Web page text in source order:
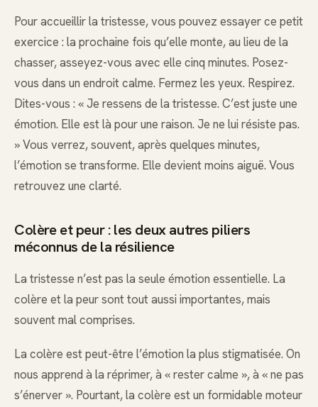
Pour accueillir la tristesse, vous pouvez essayer ce petit
exercice : la prochaine fois qu’elle monte, au lieu de la
chasser, asseyez-vous avec elle cinq minutes. Posez-
vous dans un endroit calme. Fermez les yeux. Respirez.
Dites-vous : « Je ressens de la tristesse. C’est juste une
émotion. Elle est là pour une raison. Je ne lui résiste pas.
» Vous verrez, souvent, après quelques minutes,
l’émotion se transforme. Elle devient moins aiguë. Vous
retrouvez une clarté.
Colère et peur : les deux autres piliers
méconnus de la résilience
La tristesse n’est pas la seule émotion essentielle. La
colère et la peur sont tout aussi importantes, mais
souvent mal comprises.
La colère est peut-être l’émotion la plus stigmatisée. On
nous apprend à la réprimer, à « rester calme », à « ne pas
s’énerver ». Pourtant, la colère est un formidable moteur